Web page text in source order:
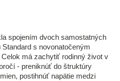
spojením dvoch samostatných
s novonatočeným
má zachytiť rodinný život v
- preniknúť do štruktúry
postihnúť napätie medzi